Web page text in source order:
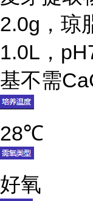
2.0g，琼
1.0L，
基不需
28℃
好氧